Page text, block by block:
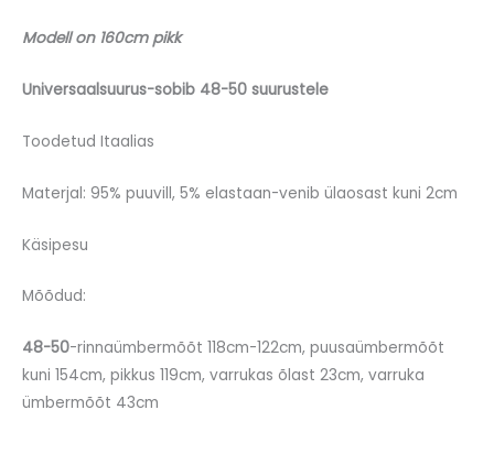
Modell on 160cm pikk
Universaalsuurus-sobib 48-50 suurustele
Toodetud Itaalias
Materjal: 95% puuvill, 5% elastaan-venib ülaosast kuni 2cm
Käsipesu
Mõõdud:
48-50-rinnaümbermõõt 118cm-122cm, puusaümbermõõt
kuni 154cm, pikkus 119cm, varrukas õlast 23cm, varruka
ümbermõõt 43cm